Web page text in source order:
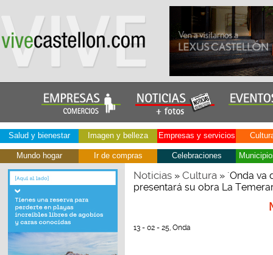
Salud y bienestar Imagen y belleza Empresas y servicios
Mundo hogar Ir de compras Celebraciones
Noticias» Cultura» ´Onda va
presentará su obra La
13 - 02 - 25, Onda